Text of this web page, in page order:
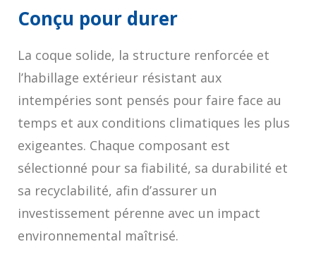
Conçu pour durer
La coque solide, la structure renforcée et
l’habillage extérieur résistant aux
intempéries sont pensés pour faire face au
temps et aux conditions climatiques les plus
exigeantes. Chaque composant est
sélectionné pour sa fiabilité, sa durabilité et
sa recyclabilité, afin d’assurer un
investissement pérenne avec un impact
environnemental maîtrisé.